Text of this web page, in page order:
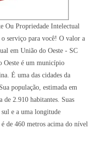
Ou Propriedade Intelectual
serviço para você! O valor a
em União do Oeste - SC
Oeste é um município
É uma das cidades da
população, estimada em
2.910 habitantes. Suas
sul e a uma longitude
de 460 metros acima do nível